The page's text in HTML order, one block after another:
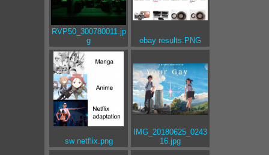
RVP50_300780011.jp
g
ebay results.PNG
sw netflix.png
IMG_20180625_0243
16.jpg